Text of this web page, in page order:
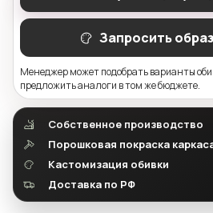
Запросить
Менеджер может подобрать варианты
предложить аналоги в том же бюджете.
Собственное производство
Порошковая покраска
Кастомизация обивки
Доставка по РФ